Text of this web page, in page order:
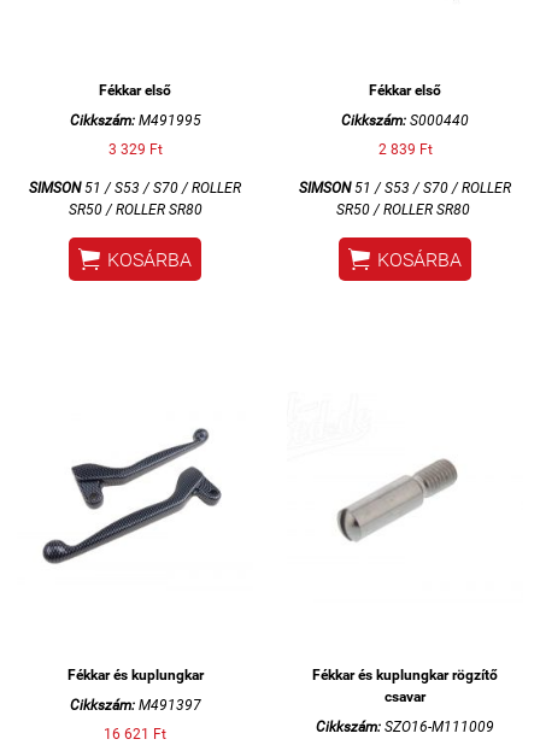
Fékkar első
Cikkszám:M491995
3 329 Ft
SIMSON51 / S53 / S70 / ROLLER
SR50 / ROLLER SR80
 KOSÁRBA
Fékkar első
Cikkszám: S000440
2 839 Ft
SIMSON51 / S53 / S70 / ROLLER
SR50 / ROLLER SR80
 KOSÁRBA
Fékkar és kuplungkar
Cikkszám:M491397
16 621 Ft
Fékkar és kuplungkar rögzítő
csavar
Cikkszám: SZO16-M111009